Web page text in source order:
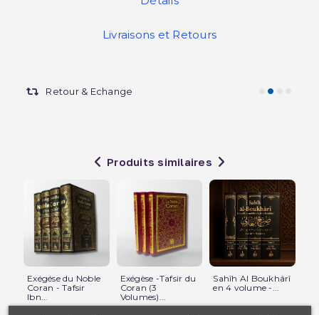
Livraisons et Retours
Retour & Echange
Produits similaires
Exégése du Noble
Coran - Tafsir
Ibn...
Exégèse -Tafsir du
Coran (3
Volumes)...
Sahîh Al Boukhârî
en 4 volume -...